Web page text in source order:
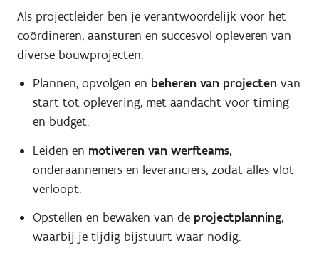
Als projectleider ben je verantwoordelijk voor het
coördineren, aansturen en succesvol opleveren van
diverse bouwprojecten.
Plannen, opvolgen en beheren van projectenvan
start tot oplevering, met aandacht voor timing
en budget.
Leiden en motiveren van werfteams,
onderaannemers en leveranciers, zodat alles vlot
verloopt.
Opstellen en bewaken van de projectplanning,
waarbij je tijdig bijstuurt waar nodig.